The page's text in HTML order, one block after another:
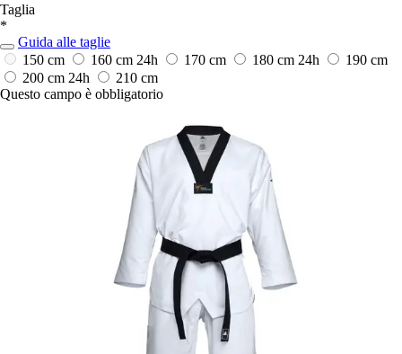
Taglia
*
Guida alle taglie
150 cm
160 cm 24h 170 cm 180 cm 24h
190 cm
200 cm 24h
210 cm
Questo campo è obbligatorio